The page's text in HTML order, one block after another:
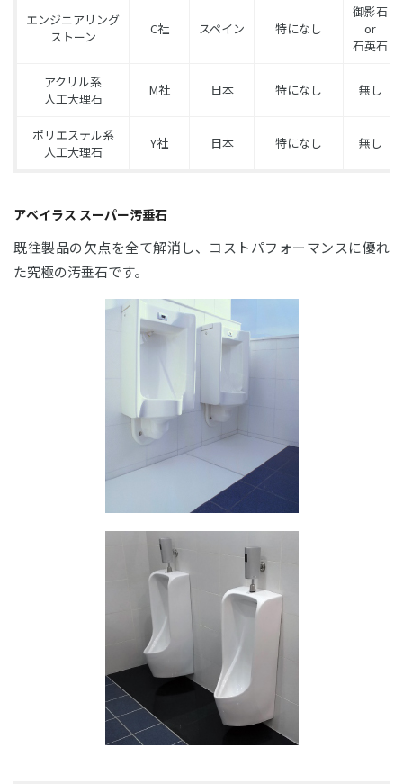
エンジニアリング
ストーン
C社 スペイン 特になし
御影石
or
石英石
アクリル系
人工大理石
M社 日本 特になし 無し
ポリエステル系
人工大理石
Y社 日本 特になし 無し
アベイラス スーパー汚垂石
既往製品の欠点を全て解消し、コストパフォーマンスに優れ
た究極の汚垂石です。